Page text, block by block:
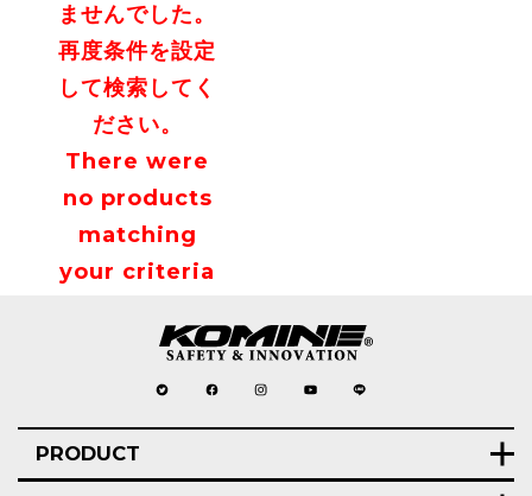
ませんでした。
再度条件を設定
して検索してく
ださい。
There were
no products
matching
your criteria
PRODUCT